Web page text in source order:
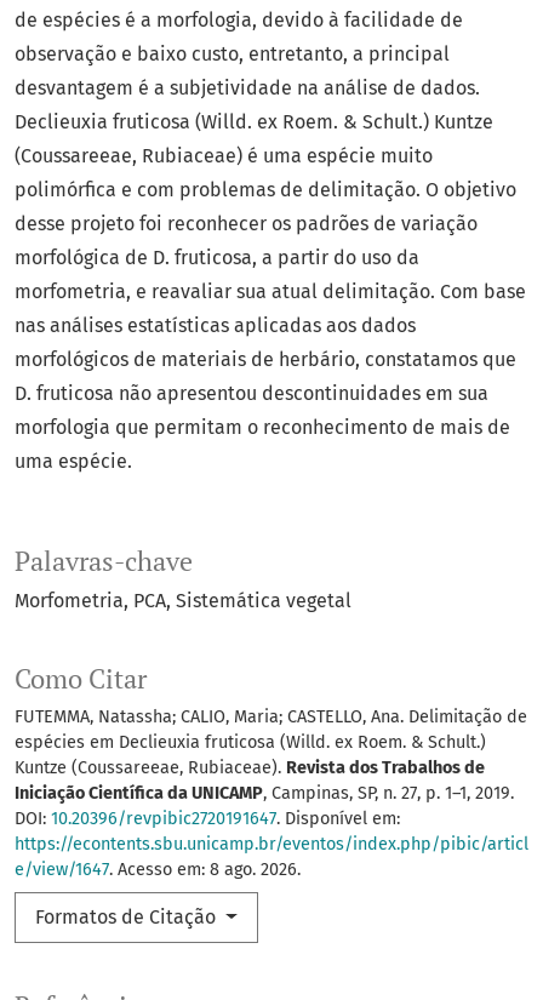
Palavras-chave
Morfometria PCA Sistemática vegetal
Como Citar
FUTEMMA, Natassha; CALIO, Maria; CASTELLO, Ana. Delimitação de
espécies em Declieuxia fruticosa (Willd. ex Roem. & Schult.)
Kuntze (Coussareeae, Rubiaceae). Revista dos Trabalhos de
Iniciação Científica da UNICAMP, Campinas, SP, n. 27, p. 1–1, 2019.
DOI: 10.20396/revpibic2720191647. Disponível em:
https://econtents.sbu.unicamp.br/eventos/index.php/pibic/articl
e/view/1647. Acesso em: 8 ago. 2026.
Formatos de Citação
de espécies é a morfologia, devido à facilidade de
observação e baixo custo, entretanto, a principal
desvantagem é a subjetividade na análise de dados.
Declieuxia fruticosa (Willd. ex Roem. & Schult.) Kuntze
(Coussareeae, Rubiaceae) é uma espécie muito
polimórfica e com problemas de delimitação. O objetivo
desse projeto foi reconhecer os padrões de variação
morfológica de D. fruticosa, a partir do uso da
morfometria, e reavaliar sua atual delimitação. Com base
nas análises estatísticas aplicadas aos dados
morfológicos de materiais de herbário, constatamos que
D. fruticosa não apresentou descontinuidades em sua
morfologia que permitam o reconhecimento de mais de
uma espécie.